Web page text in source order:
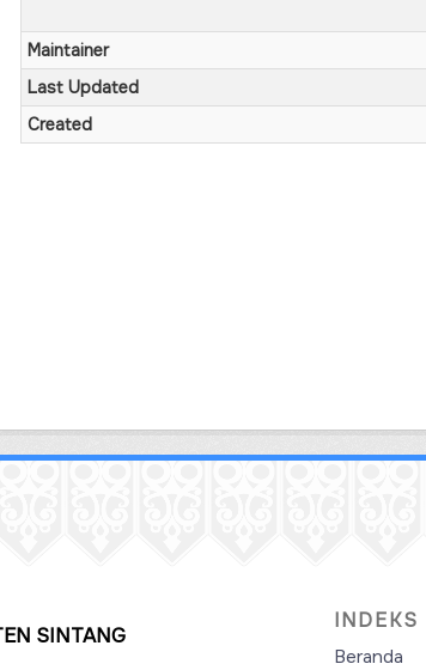
Maintainer
Last Updated
Created
SINTANG
INDEKS
Beranda